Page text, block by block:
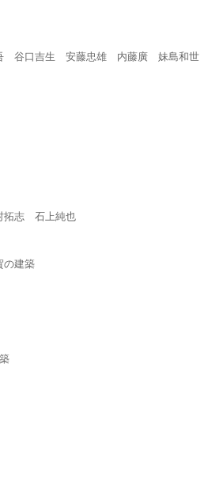
谷口吉生 安藤忠雄 内藤廣 妹島和世
志 石上純也
の建築